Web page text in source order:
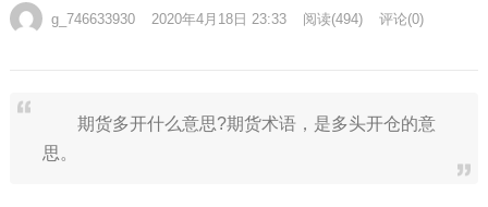
g_746633930 2020年4月18日 23:33 阅读(494) 评论(0)
期货多开什么意思?期货术语，是多头开仓的意
思。